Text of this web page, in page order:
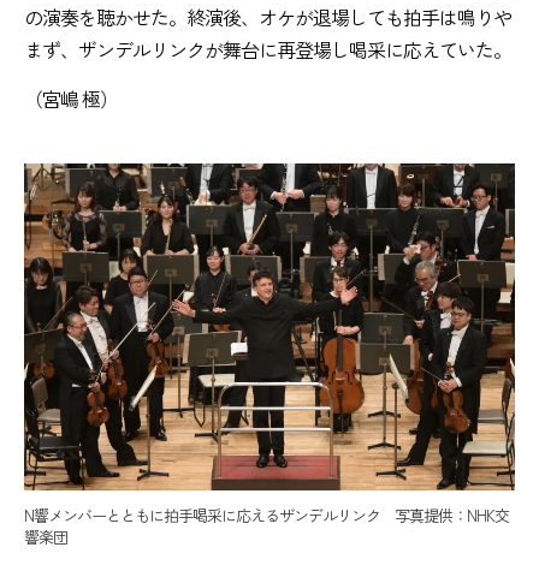
の演奏を聴かせた。終演後、オケが退場しても拍手は鳴りや
まず、ザンデルリンクが舞台に再登場し喝采に応えていた。
（宮嶋 極）
N響メンバーとともに拍手喝采に応えるザンデルリンク 写真提供：NHK交
響楽団